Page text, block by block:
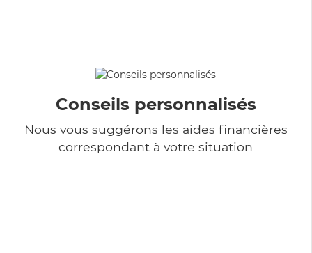
Conseils personnalisés
Nous vous suggérons les aides financières
correspondant à votre situation